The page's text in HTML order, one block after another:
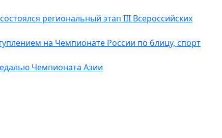
региональный этап III Всероссийских
на Чемпионате России по блицу, спорт
Чемпионата Азии